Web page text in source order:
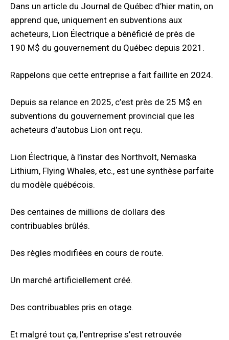
Dans un article du Journal de Québec d’hier matin, on
apprend que, uniquement en subventions aux
acheteurs, Lion Électrique a bénéficié de près de
190 M$ du gouvernement du Québec depuis 2021.
Rappelons que cette entreprise a fait faillite en 2024.
Depuis sa relance en 2025, c’est près de 25 M$ en
subventions du gouvernement provincial que les
acheteurs d’autobus Lion ont reçu.
Lion Électrique, à l’instar des Northvolt, Nemaska
Lithium, Flying Whales, etc., est une synthèse parfaite
du modèle québécois.
Des centaines de millions de dollars des
contribuables brûlés.
Des règles modifiées en cours de route.
Un marché artificiellement créé.
Des contribuables pris en otage.
Et malgré tout ça, l’entreprise s’est retrouvée